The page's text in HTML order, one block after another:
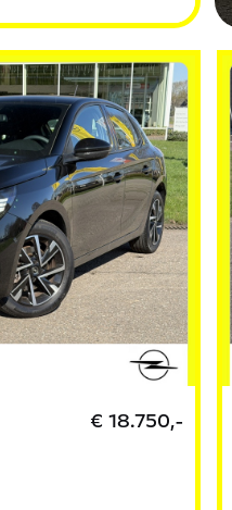
€ 18.750,-